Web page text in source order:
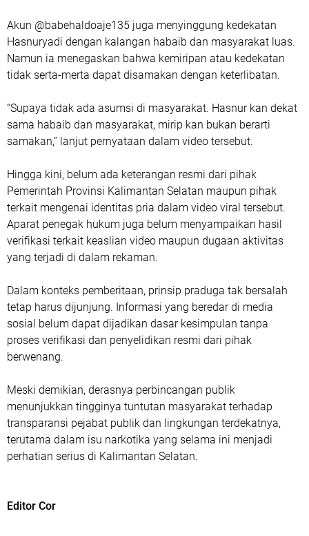
Akun @babehaldoaje135 juga menyinggung kedekatan
Hasnuryadi dengan kalangan habaib dan masyarakat luas.
Namun ia menegaskan bahwa kemiripan atau kedekatan
tidak serta-merta dapat disamakan dengan keterlibatan.
“Supaya tidak ada asumsi di masyarakat. Hasnur kan dekat
sama habaib dan masyarakat, mirip kan bukan berarti
samakan,” lanjut pernyataan dalam video tersebut.
Hingga kini, belum ada keterangan resmi dari pihak
Pemerintah Provinsi Kalimantan Selatan maupun pihak
terkait mengenai identitas pria dalam video viral tersebut.
Aparat penegak hukum juga belum menyampaikan hasil
verifikasi terkait keaslian video maupun dugaan aktivitas
yang terjadi di dalam rekaman.
Dalam konteks pemberitaan, prinsip praduga tak bersalah
tetap harus dijunjung. Informasi yang beredar di media
sosial belum dapat dijadikan dasar kesimpulan tanpa
proses verifikasi dan penyelidikan resmi dari pihak
berwenang.
Meski demikian, derasnya perbincangan publik
menunjukkan tingginya tuntutan masyarakat terhadap
transparansi pejabat publik dan lingkungan terdekatnya,
terutama dalam isu narkotika yang selama ini menjadi
perhatian serius di Kalimantan Selatan.
Editor Cor